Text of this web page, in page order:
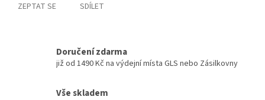
ZEPTAT SE SDÍLET
Doručení zdarma
již od 1490 Kč na výdejní místa GLS nebo Zásilkovny
Vše skladem